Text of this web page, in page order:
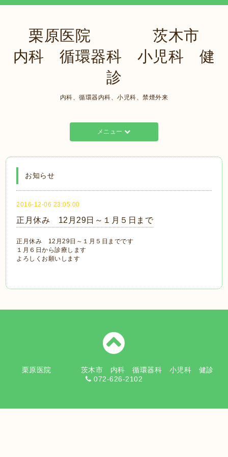
栗原医院 茨木市
内科 循環器科 小児科 健
診
内科、循環器内科、小児科、禁煙外来
メニュー
お知らせ
2016-12-06 23:05:00
正月休み 12月29日～１月５日まで
正月休み 12月29日～１月５日までです
１月６日から診療します
よろしくお願いします
栗原医院 茨木市 内科 循環器科 小児科 健診
072-626-2102